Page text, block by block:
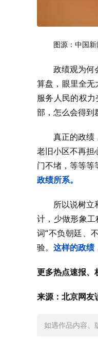
图源：中国新
政绩观为何
算盘，眼里全无
服务人民的权力
部，怎么会得到
真正的政绩
老旧小区不再担
门不堵，等等等
政绩所系。
所以说树立
计，少做形象
词“不负朝廷、
验。 这样的政绩
更多热点速报、
来源：北京网友
如遇作品内容、